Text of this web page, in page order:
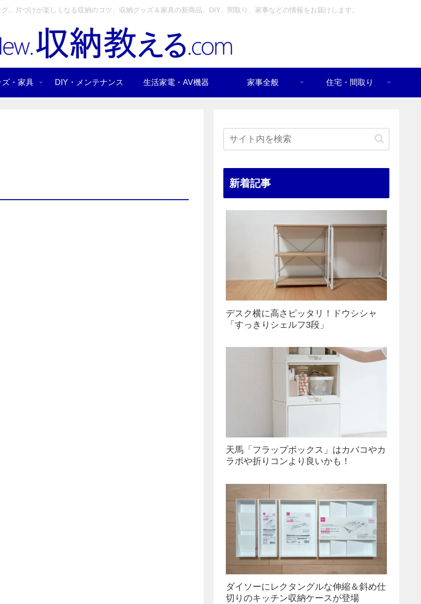
。片づけが楽しくなる収納のコツ、収納グッズ＆家具の新商品、DIY、間取り、家事などの情報をお届けします。
ズ・家具 DIY・メンテナンス 生活家電・AV機器 家事全般 住宅・間取り
新着記事
デスク横に高さピッタリ！ドウシシャ
「すっきりシェルフ3段」
天馬「フラップボックス」はカバコやカ
ラボや折りコンより良いかも！
ダイソーにレクタングルな伸縮＆斜め仕
切りのキッチン収納ケースが登場